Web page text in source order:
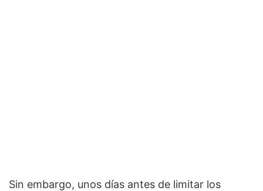
Sin embargo, unos días antes de limitar los